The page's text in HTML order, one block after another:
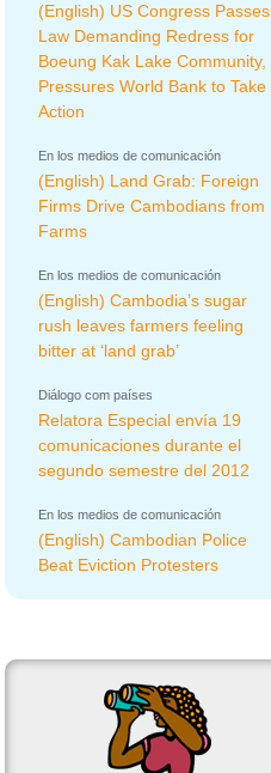
(English) US Congress Passes
Law Demanding Redress for
Boeung Kak Lake Community,
Pressures World Bank to Take
Action
En los medios de comunicación
(English) Land Grab: Foreign
Firms Drive Cambodians from
Farms
En los medios de comunicación
(English) Cambodia’s sugar
rush leaves farmers feeling
bitter at ‘land grab’
Diálogo com países
Relatora Especial envía 19
comunicaciones durante el
segundo semestre del 2012
En los medios de comunicación
(English) Cambodian Police
Beat Eviction Protesters